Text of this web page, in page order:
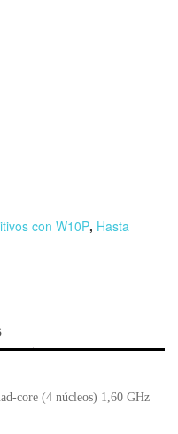
con W10P, Hasta
core (4 núcleos) 1,60 GHz